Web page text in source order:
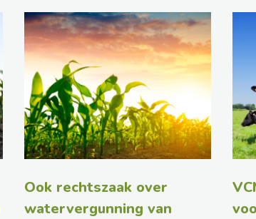
Ook rechtszaak over
watervergunning van